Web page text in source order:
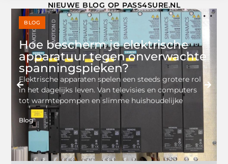
NIEUWE BLOG OP PASS4SURE.NL
BLOG
Hoe bescherm je elektrische
apparatuur tegen onverwachte
spanningspieken?
Elektrische apparaten spelen een steeds grotere rol
in het dagelijks leven. Van televisies en computers
tot warmtepompen en slimme huishoudelijke
Blog